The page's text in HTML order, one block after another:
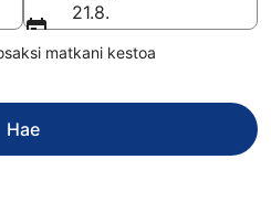
21.8.
matkani kestoa
Hae